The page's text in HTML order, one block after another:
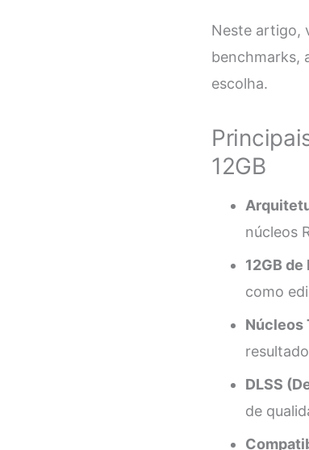
Neste artigo,
benchmarks,
escolha.
12GB
núcleos
12GB de
como
Núcleos
DLSS
de